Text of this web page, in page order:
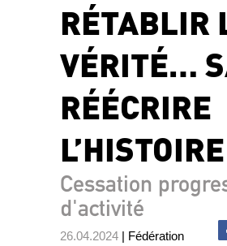
RÉTABLIR
VÉRITÉ…
RÉÉCRIRE
Cessation
d'activité
26.04.2024 | Fédération